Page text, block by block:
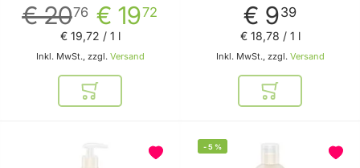
€ 1972
€ 2076
Inkl. MwSt., zzgl. Versand
€ 19,72 / 1 l
In den Warenkorb
€ 939
Inkl. MwSt., zzgl. Versand
€ 18,78 / 1 l
In den
-5 %